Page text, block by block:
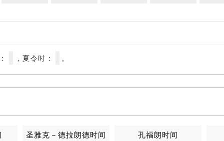
，夏令时： 。
圣雅克－德拉朗德时间 孔福朗时间